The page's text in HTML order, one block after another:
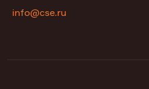
info@cse.ru